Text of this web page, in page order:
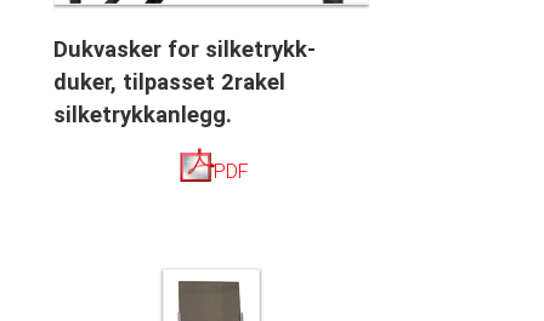
Dukvasker for silketrykk-
duker, tilpasset 2rakel
silketrykkanlegg.
PDF